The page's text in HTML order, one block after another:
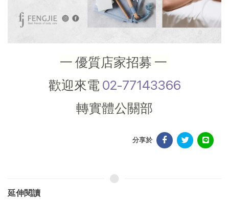
一 優質店家招募 一
歡迎來電 02-77143366
轉實體公關部
分享於
延伸閱讀